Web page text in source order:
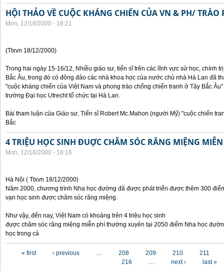
HỘI THẢO VỀ CUỘC KHÁNG CHIẾN CỦA VN & PH/ TRÀO
Mon, 12/18/2000 - 18:21
(Ttxvn 18/12/2000)
Trong hai ngày 15-16/12, Nhiều giáo sư, tiến sĩ trên các lĩnh vực sử học, chính
Bắc Âu, trong đó có đông đảo các nhà khoa học của nước chủ nhà Hà Lan đã
"cuộc kháng chiến của Việt Nam và phong trào chống chiến tranh ở Tây Bắc
trường Đại học Utrecht tổ chức tại Hà Lan.
Bài tham luận của Giáo sư, Tiến sĩ Robert Mc.Mahon (người Mỹ) "cuộc chiến
Bắc
4 TRIỆU HỌC SINH ĐUỢC CHĂM SÓC RĂNG MIỆNG
Mon, 12/18/2000 - 18:16
Hà Nội ( Ttxvn 18/12/2000)
Năm 2000, chương trình Nha học đường đã được phát triển được thêm 300
vạn học sinh được chăm sóc răng miệng.
Như vậy, đến nay, Việt Nam có khoảng trên 4 triệu học sinh
được chăm sóc răng miệng miễn phí thường xuyên tại 2050 điểm Nha học
học trong cả
« first ‹ previous … 208 209 210
211
216
… next › last »